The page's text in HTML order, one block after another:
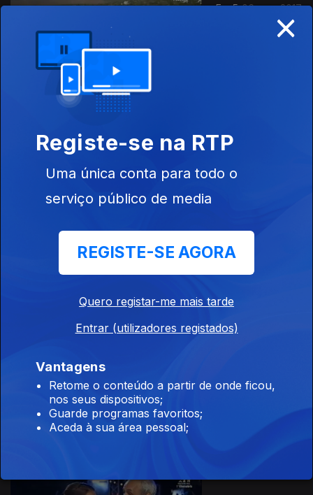
Ep. 5 06 ago. 2017
Branda da
Melgaço
Ep. 3
Azenhas do
Ep. 2 16 jul. 2017
×
Registe-se na RTP
Uma única conta para todo o
serviço público de media
REGISTE-SE AGORA
Quero registar-me mais tarde
Entrar (utilizadores registados)
Vantagens
Retome o conteúdo a partir de onde ficou,
nos seus dispositivos;
Guarde programas favoritos;
Aceda à sua área pessoal;